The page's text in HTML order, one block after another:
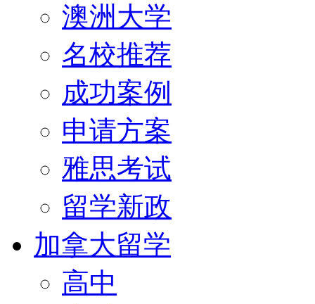
澳洲大学
名校推荐
成功案例
申请方案
雅思考试
留学新政
加拿大留学
高中